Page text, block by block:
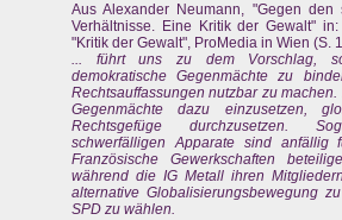
Aus Alexander Neumann, "Gegen den
Verhältnisse. Eine Kritik der Gewalt"
"Kritik der Gewalt", ProMedia in Wien (S.
... führt uns zu dem Vorschlag,
demokratische Gegenmächte zu
Rechtsauffassungen nutzbar zu
Gegenmächte dazu einzusetzen,
Rechtsgefüge durchzusetzen.
schwerfälligen Apparate sind anfällig
Französische Gewerkschaften
während die IG Metall ihren
alternative Globalisierungsbewegung
SPD zu wählen.